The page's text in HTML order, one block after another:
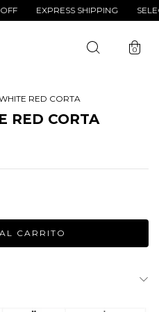
EXPRESS SHIPPING SELECTED
0
RED CORTA
RED CORTA